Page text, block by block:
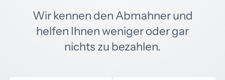
Wir kennen den Abmahner und
helfen Ihnen weniger oder gar
nichts zu bezahlen.